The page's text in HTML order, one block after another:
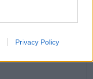
Privacy Policy